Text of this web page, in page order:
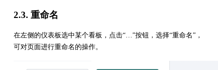
2.3. 重命名
在左侧的仪表板选中某个看板，点击“…”按钮，选择“重命名”，
可对页面进行重命名的操作。